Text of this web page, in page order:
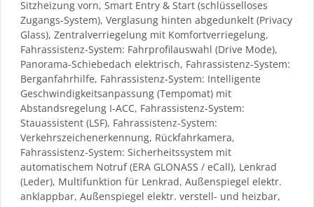
Sitzheizung vorn, Smart Entry & Start (schlüsselloses
Zugangs-System), Verglasung hinten abgedunkelt (Privacy
Glass), Zentralverriegelung mit Komfortverriegelung,
Fahrassistenz-System: Fahrprofilauswahl (Drive Mode),
Panorama-Schiebedach elektrisch, Fahrassistenz-System:
Berganfahrhilfe, Fahrassistenz-System: Intelligente
Geschwindigkeitsanpassung (Tempomat) mit
Abstandsregelung I-ACC, Fahrassistenz-System:
Stauassistent (LSF), Fahrassistenz-System:
Verkehrszeichenerkennung, Rückfahrkamera,
Fahrassistenz-System: Sicherheitssystem mit
automatischem Notruf (ERA GLONASS / eCall), Lenkrad
(Leder), Multifunktion für Lenkrad, Außenspiegel elektr.
anklappbar, Außenspiegel elektr. verstell- und heizbar,